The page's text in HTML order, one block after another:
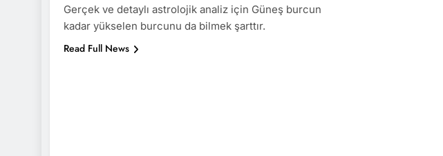
Gerçek ve detaylı astrolojik analiz için Güneş burcun
kadar yükselen burcunu da bilmek şarttır.
Read Full News